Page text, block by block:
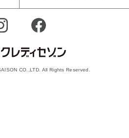
CO.,LTD. All Rights Reserved.